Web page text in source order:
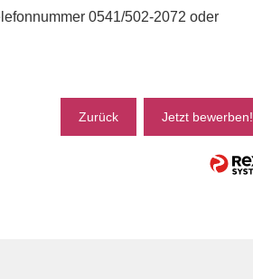
0541/502-2072 oder
Zurück Jetzt bewerben!